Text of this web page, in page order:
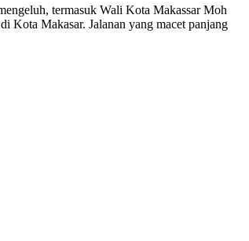
termasuk Wali Kota Makassar Moh
Kota Makasar. Jalanan yang macet panjang